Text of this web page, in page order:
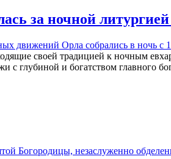
за ночной
движений Орла собрались в ночь с
своей традицией к ночным
с глубиной и богатством главного
Богородицы, незаслуженно